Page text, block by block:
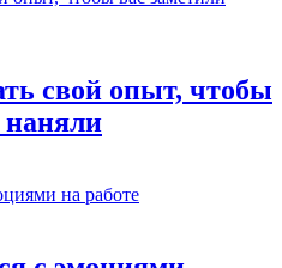
свой опыт, чтобы
наняли